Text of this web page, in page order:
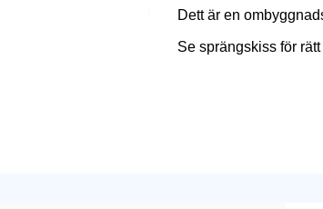
Dett är en
Se sprängskiss för rätt